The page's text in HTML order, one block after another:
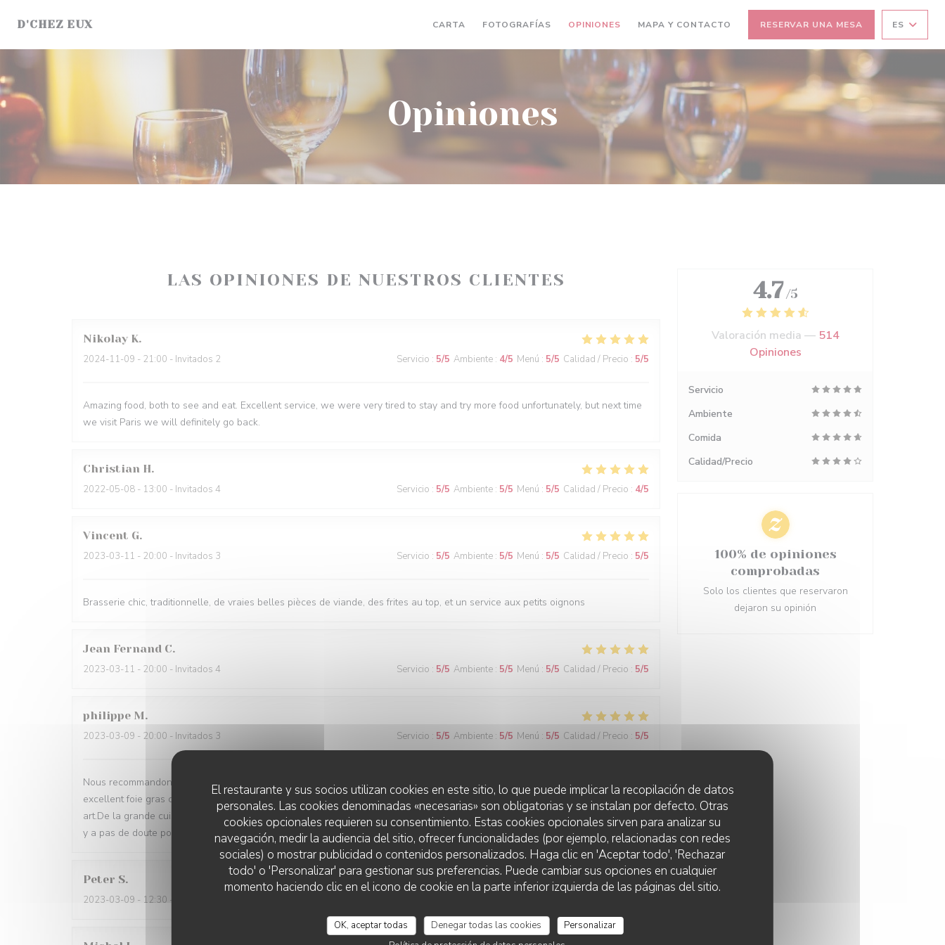
El restaurante y sus socios utilizan cookies en este sitio, lo que puede implicar la recopilación de datos
personales. Las cookies denominadas «necesarias» son obligatorias y se instalan por defecto. Otras
cookies opcionales requieren su consentimiento. Estas cookies opcionales sirven para analizar su
navegación, medir la audiencia del sitio, ofrecer funcionalidades (por ejemplo, relacionadas con redes
sociales) o mostrar publicidad o contenidos personalizados. Haga clic en 'Aceptar todo', 'Rechazar
todo' o 'Personalizar' para gestionar sus preferencias. Puede cambiar sus opciones en cualquier
momento haciendo clic en el icono de cookie en la parte inferior izquierda de las páginas del sitio.
OK, aceptar todas Denegar todas las cookies
Personalizar
D'CHEZ EUX CARTA FOTOGRAFÍAS OPINIONES MAPA Y CONTACTO RESERVAR UNA MESA ES
Opiniones
LAS OPINIONES DE NUESTROS CLIENTES
Nikolay K
2024-11-09 - 21:00 - Invitados 2 Servicio : 5/5 Ambiente : 4/5 Menú : 5/5 Calidad / Precio : 5/5
Amazing food, both to see and eat. Excellent service, we were very tired to stay and try more food unfortunately, but next time
we visit Paris we will definitely go back.
Christian H
2022-05-08 - 13:00 - Invitados 4 Servicio : 5/5 Ambiente : 5/5 Menú : 5/5 Calidad / Precio : 4/5
Vincent G
2023-03-11 - 20:00 - Invitados 3 Servicio : 5/5 Ambiente : 5/5 Menú : 5/5 Calidad / Precio : 5/5
Brasserie chic, traditionnelle, de vraies belles pièces de viande, des frites au top, et un service aux petits oignons
Jean Fernand C
2023-03-11 - 20:00 - Invitados 4 Servicio : 5/5 Ambiente : 5/5 Menú : 5/5 Calidad / Precio : 5/5
philippe M
2023-03-09 - 20:00 - Invitados 3 Servicio : 5/5 Ambiente : 5/5 Menú : 5/5 Calidad / Precio : 5/5
Nous recommandons ce restaurant sans réserve aucune. Tout était parfait. De l accueil aux mets qui nous ont été servis
excellent foie gras cuisson parfaite de la volaille et de magnifiques crêpes Suzette réalisées devant nous selon les règles de l
art.De la grande cuisine classique française excellemment réalisée. I e magnifique soirée d anthologie. Nous y reviendrons il n
y a pas de doute possible. Merci pour la cuisine et votre prévenance.
Peter S
2023-03-09 - 12:30 - Invitados 3
4.7 /5
Valoración media — 514
Opiniones
Servicio
Ambiente
Comida
Calidad/Precio
100% de opiniones
comprobadas
Solo los clientes que reservaron
dejaron su opinión
D'CHEZ EUX